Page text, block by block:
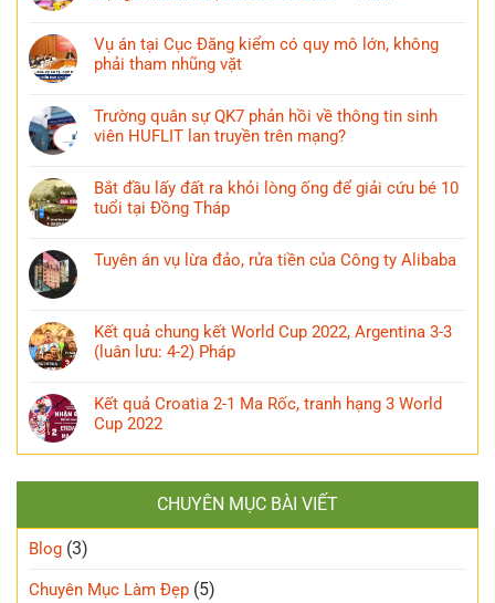
Vụ án tại Cục Đăng kiểm có quy mô lớn, không
phải tham nhũng vặt
Trường quân sự QK7 phản hồi về thông tin sinh
viên HUFLIT lan truyền trên mạng?
Bắt đầu lấy đất ra khỏi lòng ống để giải cứu bé 10
tuổi tại Đồng Tháp
Tuyên án vụ lừa đảo, rửa tiền của Công ty Alibaba
Kết quả chung kết World Cup 2022, Argentina 3-3
(luân lưu: 4-2) Pháp
Kết quả Croatia 2-1 Ma Rốc, tranh hạng 3 World
Cup 2022
CHUYÊN MỤC BÀI VIẾT
Blog (3)
Chuyên Mục Làm Đẹp (5)